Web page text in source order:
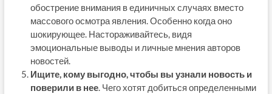
обострение внимания в единичных случаях вместо
массового осмотра явления. Особенно когда оно
шокирующее. Настораживайтесь, видя
эмоциональные выводы и личные мнения авторов
новостей.
Ищите, кому выгодно, чтобы вы узнали новость и
поверили в нее. Чего хотят добиться определенными